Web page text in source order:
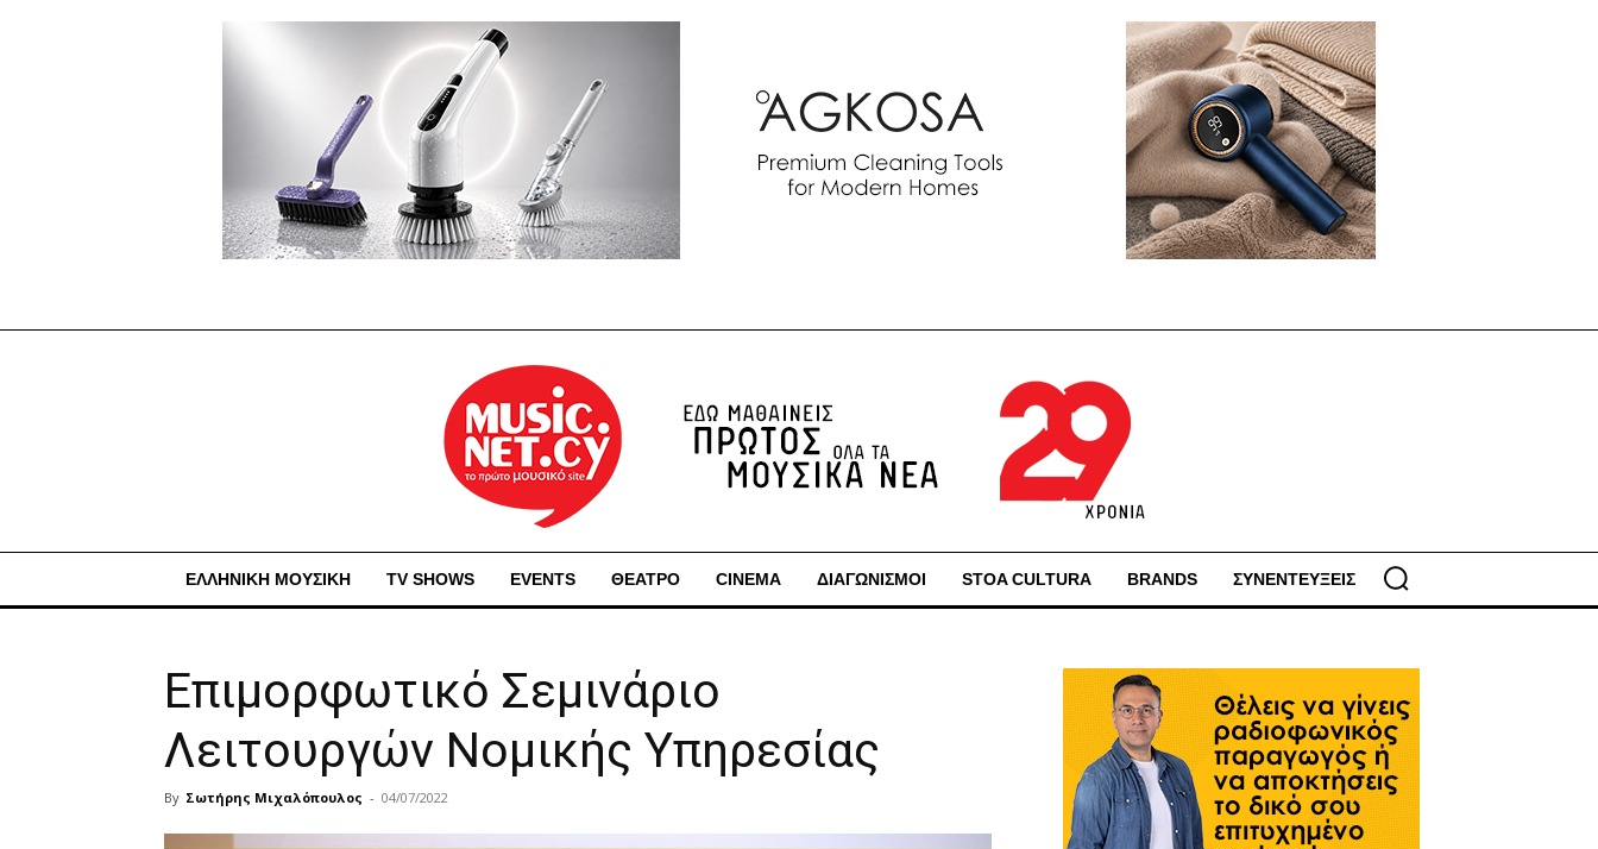
ΕΛΛΗΝΙΚΗ ΜΟΥΣΙΚΗ TV SHOWS EVENTS ΘΕΑΤΡΟ CINEMA ΔΙΑΓΩΝΙΣΜΟΙ STOA CULTURA BRANDS ΣΥΝΕΝΤΕΥΞΕΙΣ
Επιμορφωτικό Σεμινάριο
Λειτουργών Νομικής Υπηρεσίας
By Σωτήρης Μιχαλόπουλος - 04/07/2022